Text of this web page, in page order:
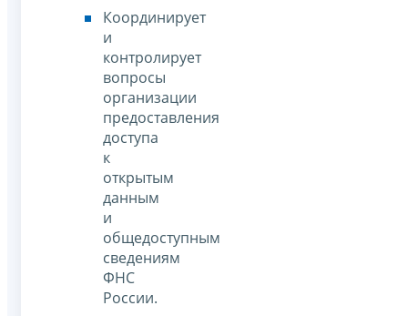
Координирует
и
контролирует
вопросы
организации
предоставления
доступа
к
открытым
данным
и
общедоступным
сведениям
ФНС
России.